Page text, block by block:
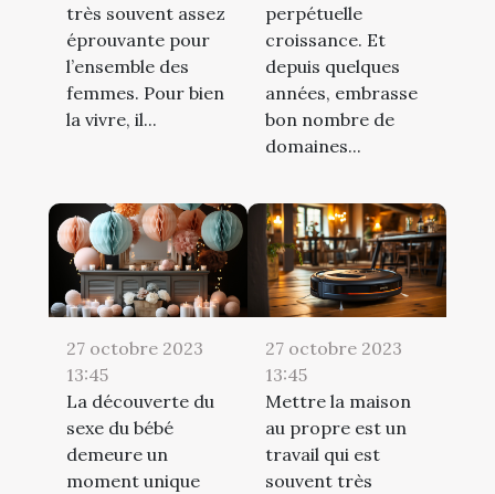
très souvent assez
éprouvante pour
l’ensemble des
femmes. Pour bien
la vivre, il...
perpétuelle
croissance. Et
depuis quelques
années, embrasse
bon nombre de
domaines...
27 octobre 2023
13:45
La découverte du
sexe du bébé
demeure un
moment unique
27 octobre 2023
13:45
Mettre la maison
au propre est un
travail qui est
souvent très